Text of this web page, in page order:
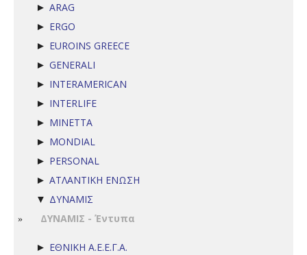
► ARAG
► ERGO
► EUROINS GREECE
► GENERALI
► INTERAMERICAN
► INTERLIFE
► MINETTA
► MONDIAL
► PERSONAL
► ΑΤΛΑΝΤΙΚΗ ΕΝΩΣΗ
▼ ΔΥΝΑΜΙΣ
ΔΥΝΑΜΙΣ - Έντυπα
► ΕΘΝΙΚΗ Α.Ε.Ε.Γ.Α.